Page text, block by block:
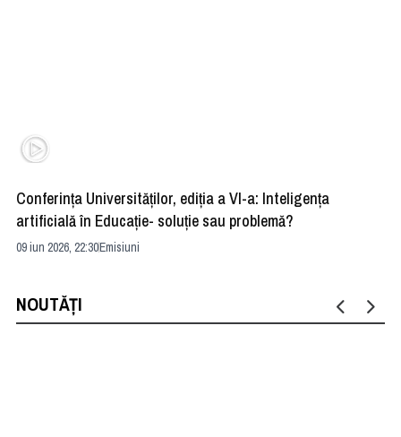
Conferința Universităților, ediția a VI-a: Inteligența
artificială în Educație- soluție sau problemă?
09 iun 2026, 22:30Emisiuni
NOUTĂȚI